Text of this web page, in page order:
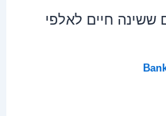
ששינה חיים לאלפי